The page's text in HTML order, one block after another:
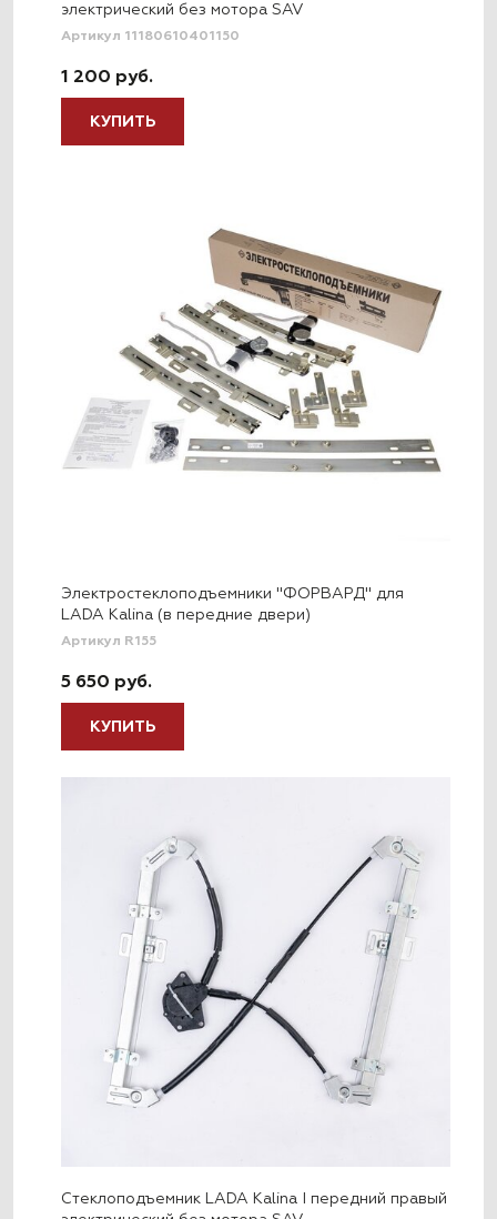
электрический без мотора SAV
Артикул 11180610401150
1 200 руб.
КУПИТЬ
Электростеклоподъемники "ФОРВАРД" для
LADA Kalina (в передние двери)
Артикул R155
5 650 руб.
КУПИТЬ
Стеклоподъемник LADA Kalina I передний правый